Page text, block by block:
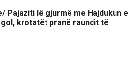
Pajaziti lë gjurmë me Hajdukun e
krotatët pranë raundit të